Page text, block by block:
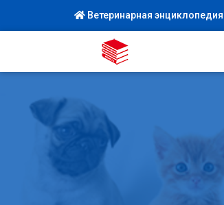
Ветеринарная энциклопедия